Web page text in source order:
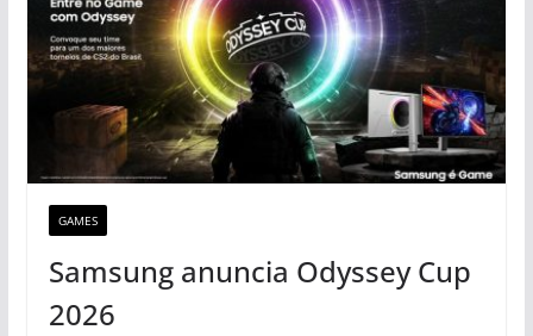
GAMES
Samsung anuncia Odyssey Cup
2026